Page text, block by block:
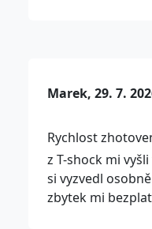
Marek, 29. 7.
Rychlost
z T-shock mi
si vyzvedl
zbytek mi